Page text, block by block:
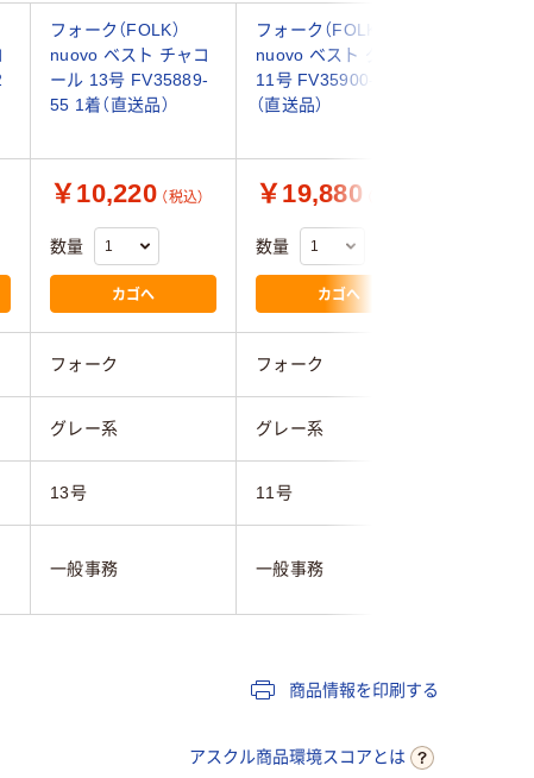
フォーク（FOLK）
nuovo ベスト チャコ
ール 13号 FV35889-
55 1着（直送品）
フォーク（FOLK）
nuovo ベスト グレー
11号 FV35900-5 1着
（直送品）
￥10,220 （税込）
数量
カゴへ
￥19,880
数量
カゴへ
フォーク フォーク
グレー系 グレー系
13号 11号
一般事務 一般事務
商品情報を印刷する
アスクル商品環境スコアとは